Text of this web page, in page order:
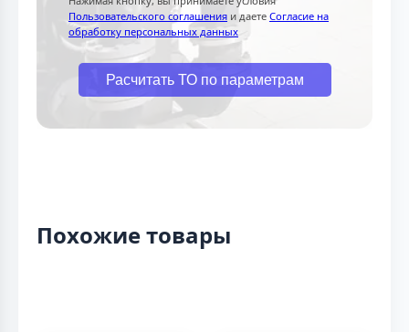
Пользовательского соглашения и даете Согласие на
обработку персональных данных
Расчитать ТО по параметрам
Похожие товары